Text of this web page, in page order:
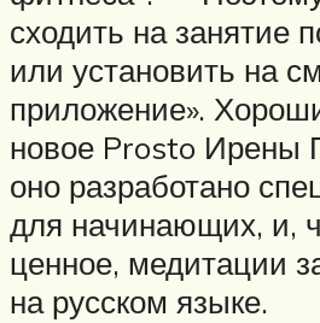
сходить на занятие
или установить на
приложение».
новое Prosto Ирены
оно разработано
для начинающих, и,
ценное, медитации
на русском языке.